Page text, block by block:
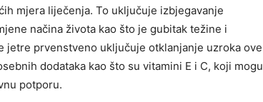
mjera liječenja. To uključuje izbjegavanje
načina života kao što je gubitak težine i
jetre prvenstveno uključuje otklanjanje uzroka ove
dodataka kao što su vitamini E i C, koji mogu
potporu.